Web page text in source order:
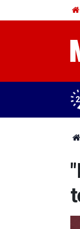
yıla göre yüzde